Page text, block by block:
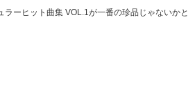
ーヒット曲集 VOL.1が一番の珍品じゃないかと